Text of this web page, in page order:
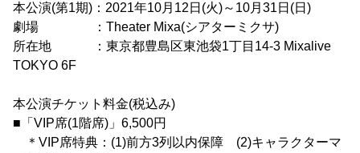
本公演(第1期)：2021年10月12日(火)～10月31日(日)
劇場 ：Theater Mixa(シアターミクサ)
所在地 ：東京都豊島区東池袋1丁目14-3 Mixalive
TOKYO 6F
本公演チケット料金(税込み)
■「VIP席(1階席)」6,500円
＊VIP席特典：(1)前方3列以内保障 (2)キャラクターマ